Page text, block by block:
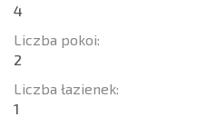
4
Liczba pokoi:
2
Liczba łazienek:
1